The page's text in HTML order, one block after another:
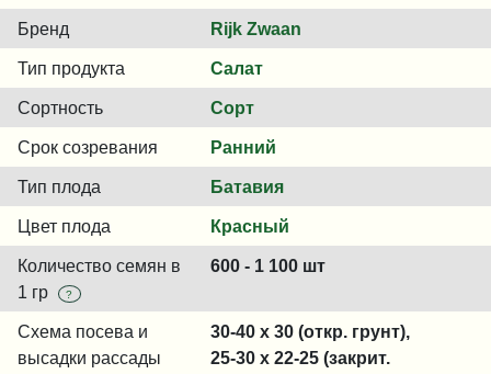
Бренд Rijk Zwaan
Тип продукта Салат
Сортность Сорт
Срок созревания Ранний
Тип плода Батавия
Цвет плода Красный
Количество семян в
1 гр
?
600 - 1 100 шт
Схема посева и
высадки рассады
30-40 x 30 (откр. грунт),
25-30 x 22-25 (закрит.